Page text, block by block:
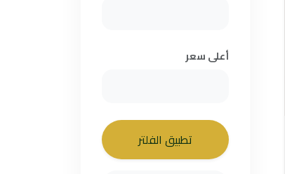
أعلى سعر
تطبيق الفلتر